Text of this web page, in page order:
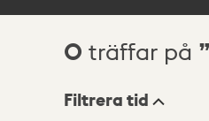
Sökresultat
0 träffar på
Filtrera tid